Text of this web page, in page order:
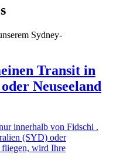
Sydney-
Transit in
Neuseeland
innerhalb von Fidschi .
(SYD) oder
wird Ihre